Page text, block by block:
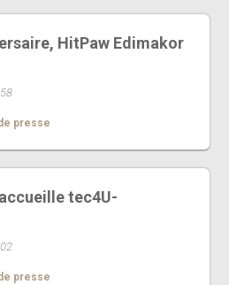
HitPaw Edimakor
presse
tec4U-
presse